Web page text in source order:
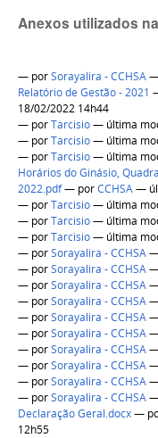
Anexos utilizados
— porSorayalira - CCHSA—
Relatório de Gestão - 2021
18/02/2022 14h44
— porTarcisio— última
— porTarcisio— última
— porTarcisio— última
Horários do Ginásio,
2022.pdf— porCCHSA—
— porTarcisio— última
— porTarcisio— última
— porTarcisio— última
— porSorayalira - CCHSA—
— porSorayalira - CCHSA—
— porSorayalira - CCHSA—
— porSorayalira - CCHSA—
— porSorayalira - CCHSA—
— porSorayalira - CCHSA—
— porSorayalira - CCHSA—
— porSorayalira - CCHSA—
— porSorayalira - CCHSA—
— porSorayalira - CCHSA—
Declaração Geral.docx—
12h55